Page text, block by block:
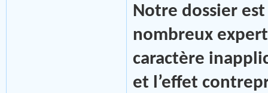
Notre dossier
nombreux
caractère
et l’effet